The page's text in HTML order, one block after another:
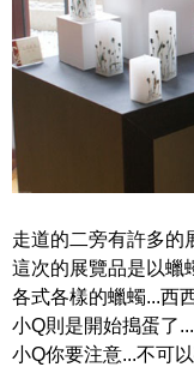
走道的二旁有許多的
這次的展覽品是以蠟
各式各樣的蠟蠋...西
小Q則是開始搗蛋了...
小Q你要注意...不可